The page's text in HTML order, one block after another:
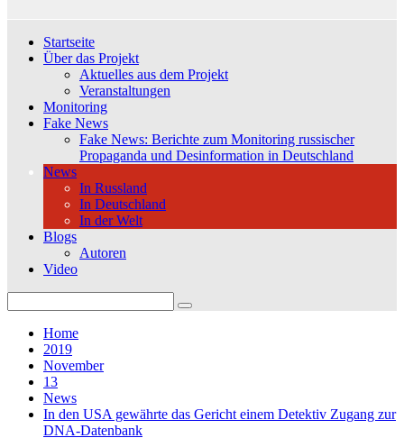
Startseite
Über das Projekt
Aktuelles aus dem Projekt
Veranstaltungen
Monitoring
Fake News
Fake News: Berichte zum Monitoring russischer
Propaganda und Desinformation in Deutschland
News
In Russland
In Deutschland
In der Welt
Blogs
Autoren
Video
for:
Home
2019
November
13
News
In den USA gewährte das Gericht einem Detektiv Zugang zur
DNA-Datenbank